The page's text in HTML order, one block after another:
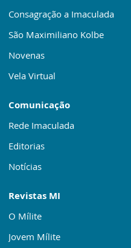
Consagração a Imaculada
São Maximiliano Kolbe
Novenas
Vela Virtual
Comunicação
Rede Imaculada
Editorias
Notícias
Revistas MI
O Mílite
Jovem Mílite